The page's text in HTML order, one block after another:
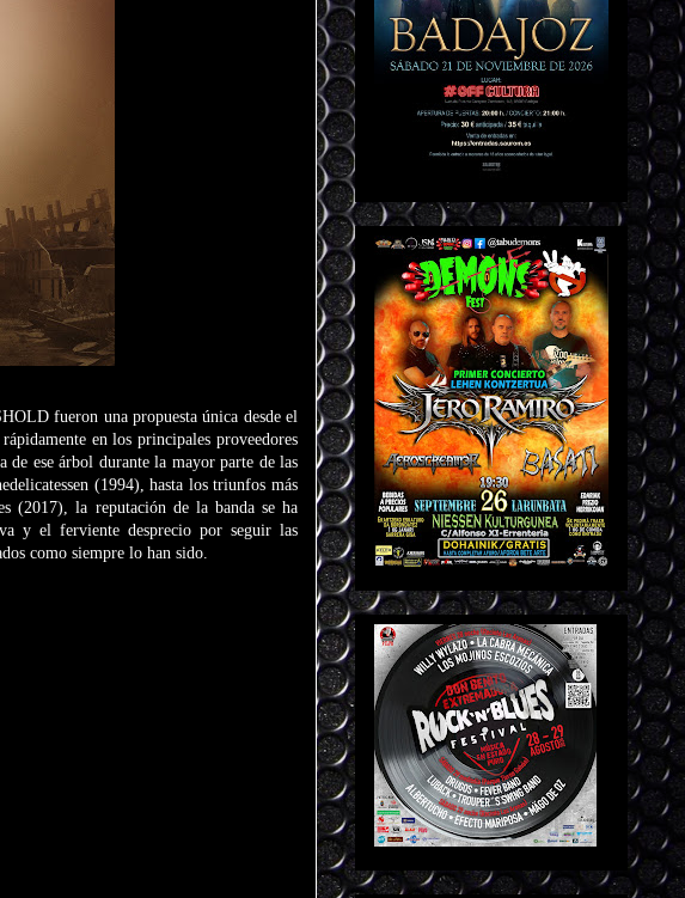
fueron una propuesta única desde el
en los principales proveedores
ese árbol durante la mayor parte de las
(1994), hasta los triunfos más
(2017), la reputación de la banda se ha
y el ferviente desprecio por seguir las
como siempre lo han sido.